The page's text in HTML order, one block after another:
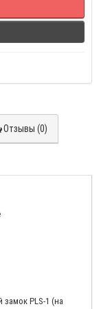
Отзывы (0)
PLS-1 (на